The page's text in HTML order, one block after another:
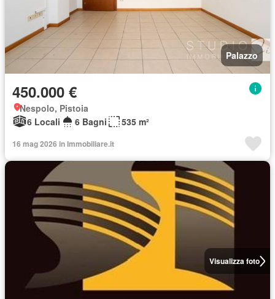
Palazzo
450.000 €
Nespolo, Pistoia
6 Locali
6 Bagni 535 m²
16 mag 2026 in Immobiliare.it
Visualizza foto